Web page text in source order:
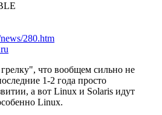
280.htm
что вообщем сильно не
1-2 года просто
а вот Linux и Solaris идут
Linux.